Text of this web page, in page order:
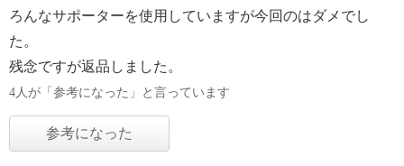
ろんなサポーターを使用していますが今回のはダメでし
た。
残念ですが返品しました。
4人が「参考になった」と言っています
参考になった